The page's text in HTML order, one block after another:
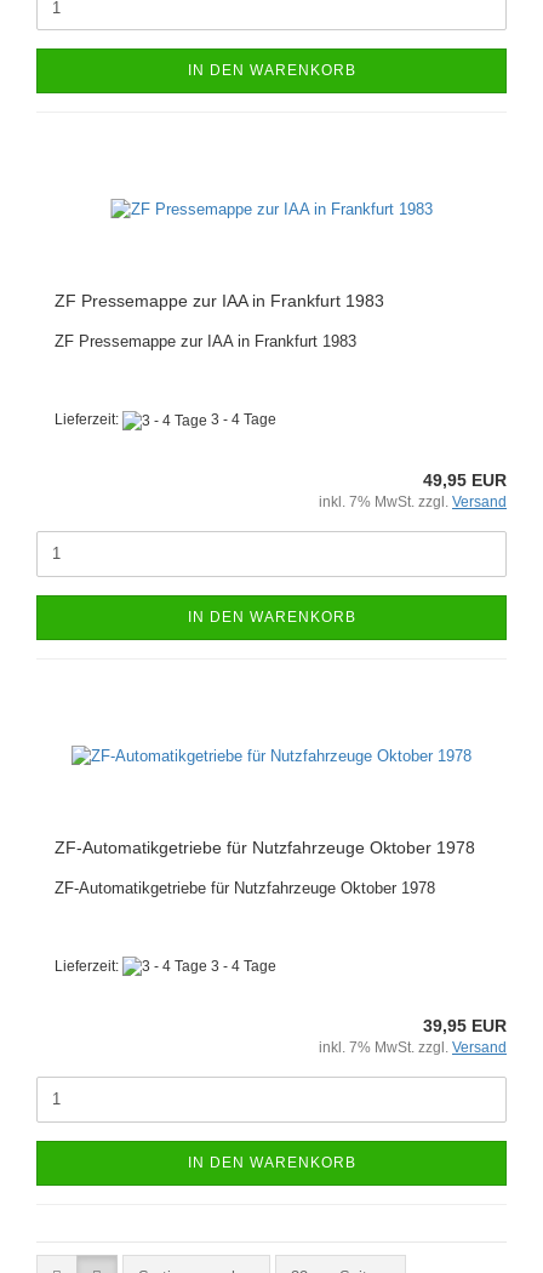
IN DEN WARENKORB
ZF Pressemappe zur IAA in Frankfurt 1983
ZF Pressemappe zur IAA in Frankfurt 1983
Lieferzeit: 3 - 4 Tage
49,95 EUR
inkl. 7% MwSt. zzgl. Versand
IN DEN WARENKORB
ZF-Automatikgetriebe für Nutzfahrzeuge Oktober 1978
ZF-Automatikgetriebe für Nutzfahrzeuge Oktober 1978
Lieferzeit: 3 - 4 Tage
39,95 EUR
inkl. 7% MwSt. zzgl. Versand
IN DEN WARENKORB